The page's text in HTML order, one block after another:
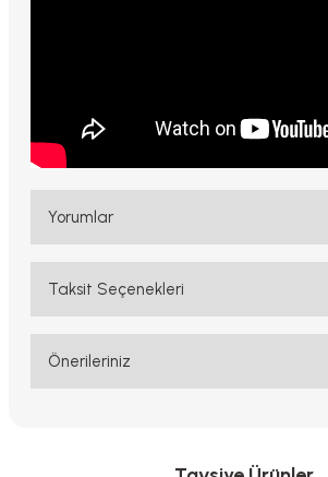
Yorumlar
Bu ürüne ilk yorumu siz yapın!
Taksit Seçenekleri
Önerileriniz
Görüş ve önerileriniz için teşekkür ederiz.